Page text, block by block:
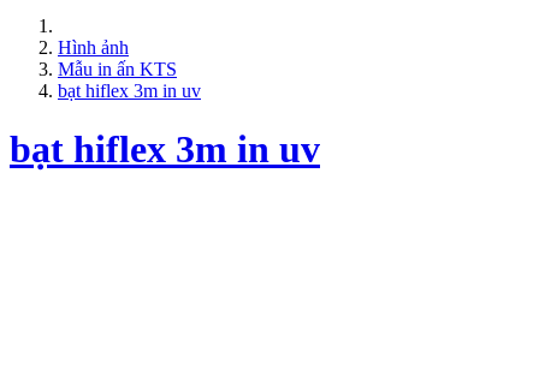
Hình ảnh
Mẫu in ấn KTS
bạt hiflex 3m in uv
bạt hiflex 3m in uv